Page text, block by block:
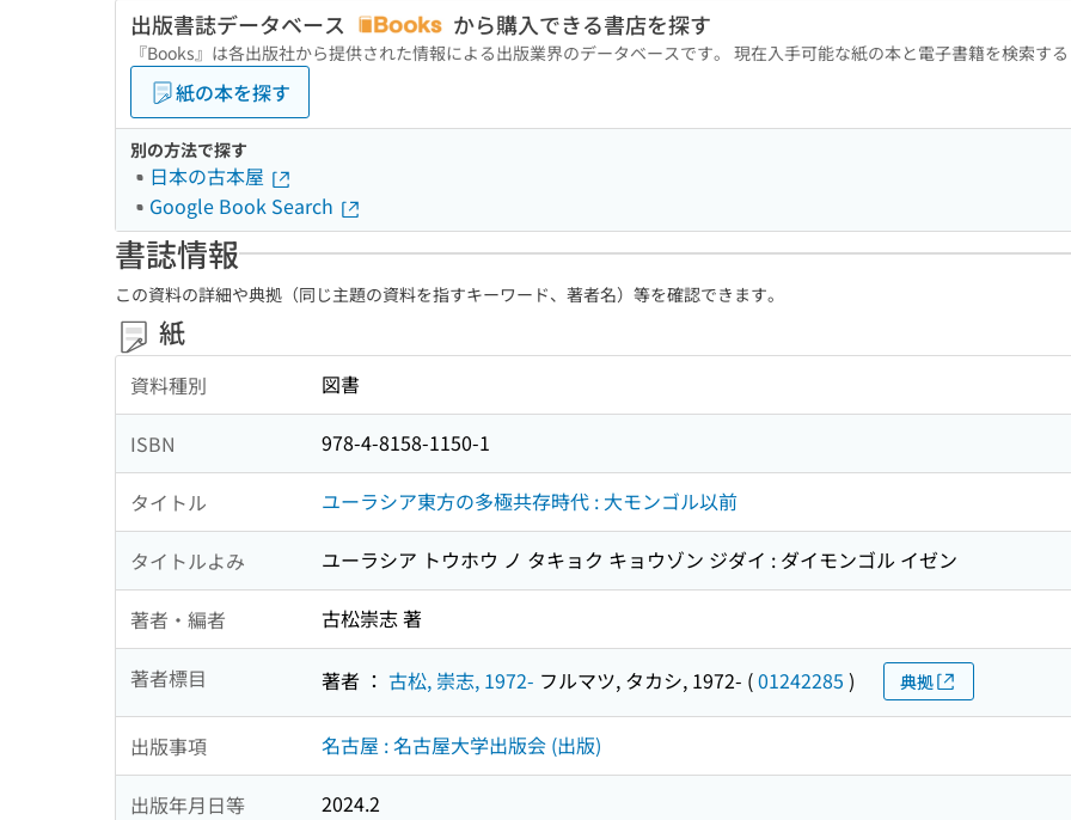
出版書誌データベース から購入できる書店を探す
『Books』は各出版社から提供された情報による出版業界のデータベースです。 現在入手可能な紙の本と電子書籍を検索す
紙の本を探す
別の方法で探す
日本の古本屋
Google Book Search
書誌情報
この資料の詳細や典拠（同じ主題の資料を指すキーワード、著者名）等を確認できます。
紙
資料種別 図書
ISBN 978-4-8158-1150-1
タイトル ユーラシア東方の多極共存時代 : 大モンゴル以前
タイトルよみ ユーラシア トウホウ ノ タキョク キョウゾン ジダイ : ダイモンゴル イゼン
著者・編者 古松崇志 著
著者標目 著者 ： 古松, 崇志, 1972- フルマツ, タカシ, 1972- (01242285 ) 典拠
出版事項 名古屋 : 名古屋大学出版会 (出版)
出版年月日等 2024.2